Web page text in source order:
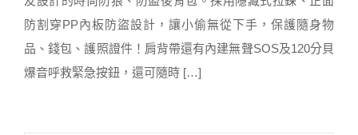
防割穿PP內板防盜設計，讓小偷無從下手，保護隨身物
品、錢包、護照證件！肩背帶還有內建無聲SOS及120分貝
爆音呼救緊急按鈕，還可隨時 […]